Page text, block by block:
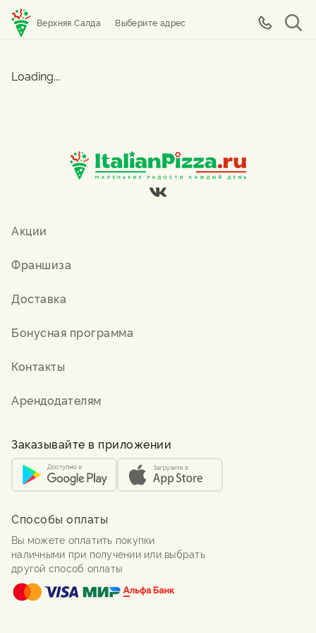
Верхняя Салда Выберите адрес
Loading...
Акции
Франшиза
Доставка
Бонусная программа
Контакты
Арендодателям
Заказывайте в приложении
Способы оплаты
Вы можете оплатить покупки
наличными при получении или выбрать
другой способ оплаты